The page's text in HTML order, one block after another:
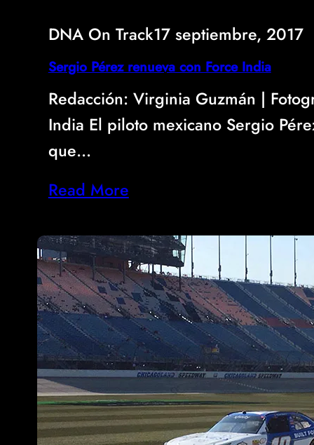
DNA On Track17 septiembre, 2017
Sergio Pérez renueva con Force India
Redacción: Virginia Guzmán |
India El piloto mexicano Sergio
que…
Read More